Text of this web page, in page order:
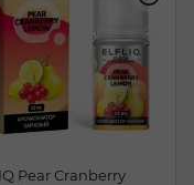
Steampuff
ELFLIQ
Hype Hard
Pear Cranberry